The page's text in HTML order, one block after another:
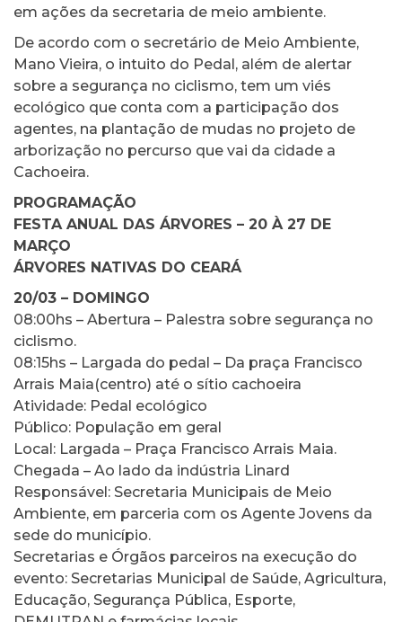
em ações da secretaria de meio ambiente.
De acordo com o secretário de Meio Ambiente,
Mano Vieira, o intuito do Pedal, além de alertar
sobre a segurança no ciclismo, tem um viés
ecológico que conta com a participação dos
agentes, na plantação de mudas no projeto de
arborização no percurso que vai da cidade a
Cachoeira.
PROGRAMAÇÃO
FESTA ANUAL DAS ÁRVORES – 20 À 27 DE
MARÇO
ÁRVORES NATIVAS DO CEARÁ
20/03 – DOMINGO
08:00hs – Abertura – Palestra sobre segurança no
ciclismo.
08:15hs – Largada do pedal – Da praça Francisco
Arrais Maia(centro) até o sítio cachoeira
Atividade: Pedal ecológico
Público: População em geral
Local: Largada – Praça Francisco Arrais Maia.
Chegada – Ao lado da indústria Linard
Responsável: Secretaria Municipais de Meio
Ambiente, em parceria com os Agente Jovens da
sede do município.
Secretarias e Órgãos parceiros na execução do
evento: Secretarias Municipal de Saúde, Agricultura,
Educação, Segurança Pública, Esporte,